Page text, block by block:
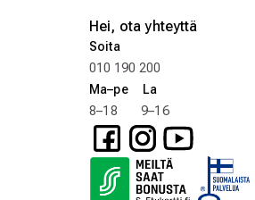
Hei, ota yhteyttä
Soita
010 190 200
Ma–pe La
8–18 9–16